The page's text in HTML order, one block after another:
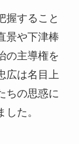
握すること
景や下津棒
の主導権を
広は名目上
ちの思惑に
た。